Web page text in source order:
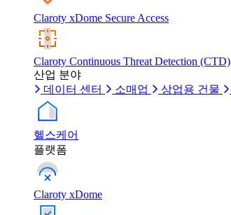
Claroty xDome Secure Access
Claroty Continuous Threat Detection (CTD)
산업 분야
데이터 센터
소매업 상업용 건물
헬스케어
플랫폼
Claroty xDome